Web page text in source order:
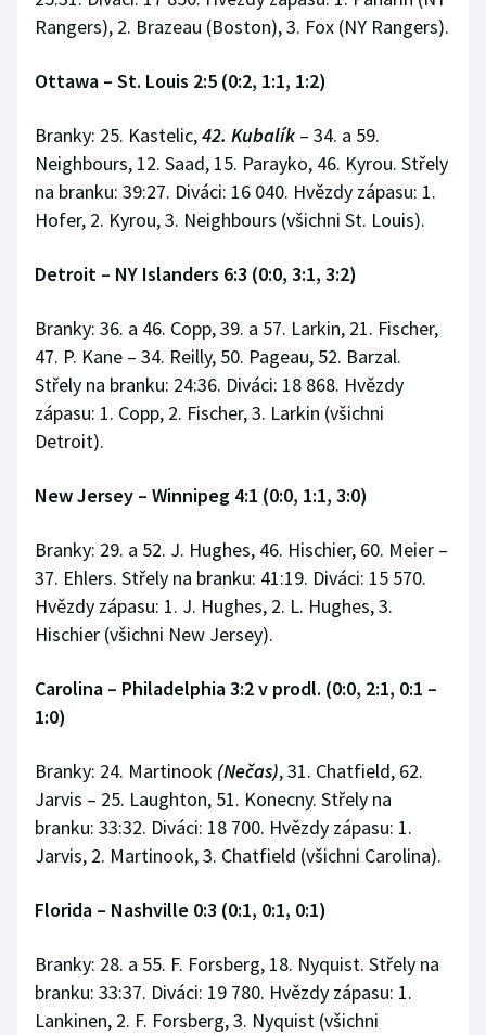
Rangers), 2. Brazeau (Boston), 3. Fox (NY Rangers).
Ottawa – St. Louis 2:5 (0:2, 1:1, 1:2)
Branky: 25. Kastelic,42. Kubalík – 34. a 59.
Neighbours, 12. Saad, 15. Parayko, 46. Kyrou. Střely
na branku: 39:27. Diváci: 16 040. Hvězdy zápasu: 1.
Hofer, 2. Kyrou, 3. Neighbours (všichni St. Louis).
Detroit – NY Islanders 6:3 (0:0, 3:1, 3:2)
Branky: 36. a 46. Copp, 39. a 57. Larkin, 21. Fischer,
47. P. Kane – 34. Reilly, 50. Pageau, 52. Barzal.
Střely na branku: 24:36. Diváci: 18 868. Hvězdy
zápasu: 1. Copp, 2. Fischer, 3. Larkin (všichni
Detroit).
New Jersey – Winnipeg 4:1 (0:0, 1:1, 3:0)
Branky: 29. a 52. J. Hughes, 46. Hischier, 60. Meier –
37. Ehlers. Střely na branku: 41:19. Diváci: 15 570.
Hvězdy zápasu: 1. J. Hughes, 2. L. Hughes, 3.
Hischier (všichni New Jersey).
Carolina – Philadelphia 3:2 v prodl. (0:0, 2:1, 0:1 –
1:0)
Branky: 24. Martinook (Nečas), 31. Chatfield, 62.
Jarvis – 25. Laughton, 51. Konecny. Střely na
branku: 33:32. Diváci: 18 700. Hvězdy zápasu: 1.
Jarvis, 2. Martinook, 3. Chatfield (všichni Carolina).
Florida – Nashville 0:3 (0:1, 0:1, 0:1)
Branky: 28. a 55. F. Forsberg, 18. Nyquist. Střely na
branku: 33:37. Diváci: 19 780. Hvězdy zápasu: 1.
Lankinen, 2. F. Forsberg, 3. Nyquist (všichni